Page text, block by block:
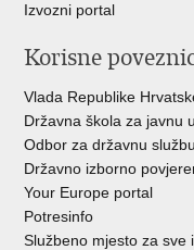
Izvozni portal
Korisne
Vlada Republike
Državna škola za javnu
Odbor za državnu službu
Državno izborno
Your Europe portal
Potresinfo
Službeno mjesto za sve